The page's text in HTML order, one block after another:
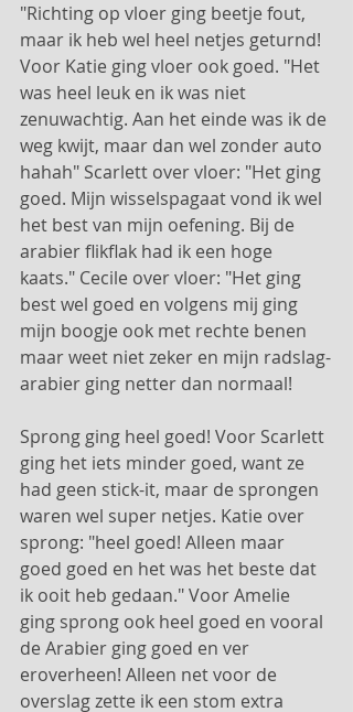
"Richting op vloer ging beetje fout,
maar ik heb wel heel netjes geturnd!
Voor Katie ging vloer ook goed. "Het
was heel leuk en ik was niet
zenuwachtig. Aan het einde was ik de
weg kwijt, maar dan wel zonder auto
hahah" Scarlett over vloer: "Het ging
goed. Mijn wisselspagaat vond ik wel
het best van mijn oefening. Bij de
arabier flikflak had ik een hoge
kaats." Cecile over vloer: "Het ging
best wel goed en volgens mij ging
mijn boogje ook met rechte benen
maar weet niet zeker en mijn radslag-
arabier ging netter dan normaal!
Sprong ging heel goed! Voor Scarlett
ging het iets minder goed, want ze
had geen stick-it, maar de sprongen
waren wel super netjes. Katie over
sprong: "heel goed! Alleen maar
goed goed en het was het beste dat
ik ooit heb gedaan." Voor Amelie
ging sprong ook heel goed en vooral
de Arabier ging goed en ver
eroverheen! Alleen net voor de
overslag zette ik een stom extra